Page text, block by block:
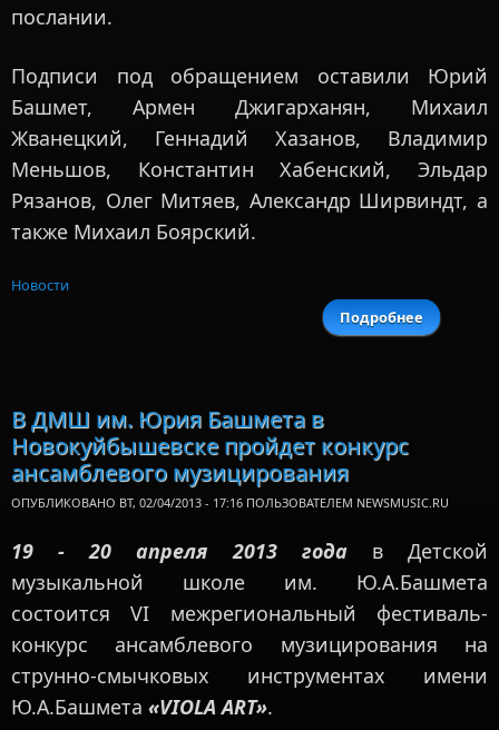
послании.
Подписи под обращением оставили Юрий
Башмет, Армен Джигарханян, Михаил
Жванецкий, Геннадий Хазанов, Владимир
Меньшов, Константин Хабенский, Эльдар
Рязанов, Олег Митяев, Александр Ширвиндт, а
также Михаил Боярский.
Новости
Подробнее
В ДМШ им. Юрия Башмета в
Новокуйбышевске пройдет конкурс
ансамблевого музицирования
ОПУБЛИКОВАНО ВТ, 02/04/2013 - 17:16 ПОЛЬЗОВАТЕЛЕМ NEWSMUSIC.RU
19 - 20 апреля 2013 года в Детской
музыкальной школе им. Ю.А.Башмета
состоится VI межрегиональный фестиваль-
конкурс ансамблевого музицирования на
струнно-смычковых инструментах имени
Ю.А.Башмета «VIOLA ART».